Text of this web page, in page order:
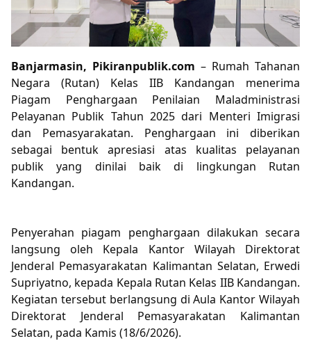
Banjarmasin, Pikiranpublik.com – Rumah Tahanan
Negara (Rutan) Kelas IIB Kandangan menerima
Piagam Penghargaan Penilaian Maladministrasi
Pelayanan Publik Tahun 2025 dari Menteri Imigrasi
dan Pemasyarakatan. Penghargaan ini diberikan
sebagai bentuk apresiasi atas kualitas pelayanan
publik yang dinilai baik di lingkungan Rutan
Kandangan.
Penyerahan piagam penghargaan dilakukan secara
langsung oleh Kepala Kantor Wilayah Direktorat
Jenderal Pemasyarakatan Kalimantan Selatan, Erwedi
Supriyatno, kepada Kepala Rutan Kelas IIB Kandangan.
Kegiatan tersebut berlangsung di Aula Kantor Wilayah
Direktorat Jenderal Pemasyarakatan Kalimantan
Selatan, pada Kamis (18/6/2026).